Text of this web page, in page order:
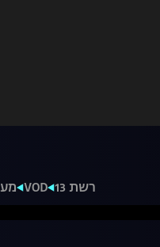
רשת 13 VOD